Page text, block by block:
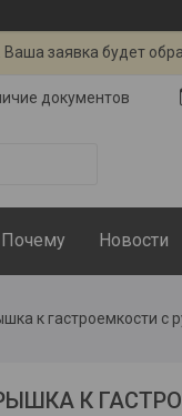
заявка будет
документов
Новости
к гастроемкости с
К